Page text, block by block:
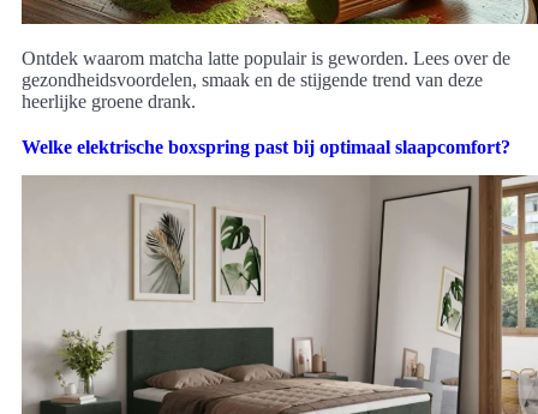
Ontdek waarom matcha latte populair is geworden. Lees over de
gezondheidsvoordelen, smaak en de stijgende trend van deze
heerlijke groene drank.
Welke elektrische boxspring past bij optimaal slaapcomfort?